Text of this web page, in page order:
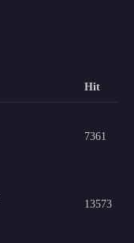
Hit
7361
13573